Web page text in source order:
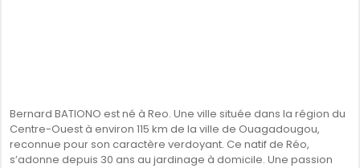
Bernard BATIONO est né à Reo. Une ville située dans la région du
Centre-Ouest à environ 115 km de la ville de Ouagadougou,
reconnue pour son caractère verdoyant. Ce natif de Réo,
s’adonne depuis 30 ans au jardinage à domicile. Une passion